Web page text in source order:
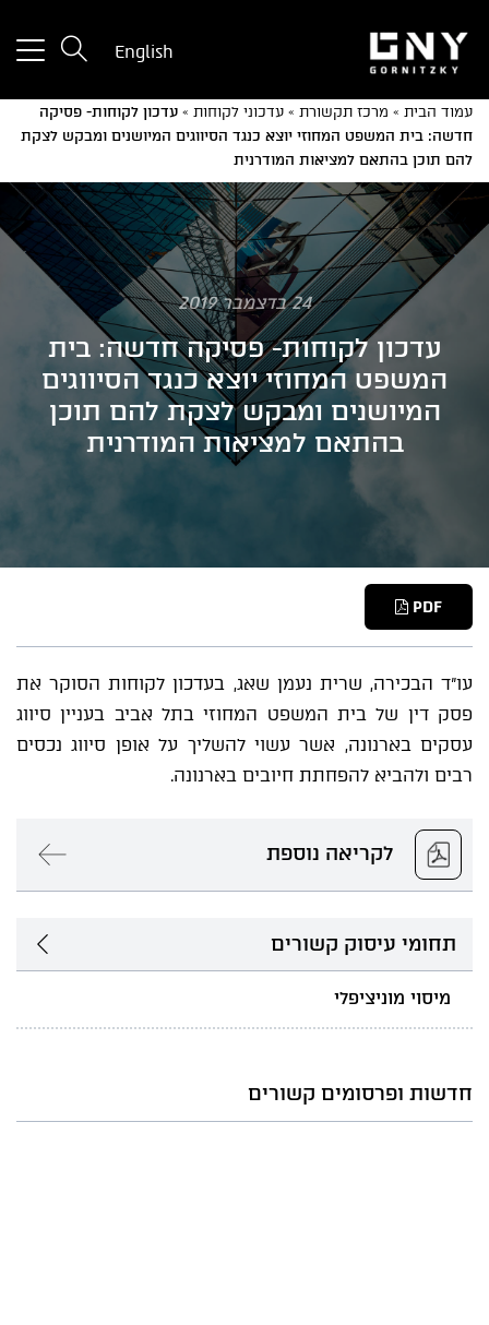
a
English
עמוד הבית » מרכז תקשורת » עדכוני לקוחות » עדכון לקוחות- פסיקה
חדשה: בית המשפט המחוזי יוצא כנגד הסיווגים המיושנים ומבקש לצקת
להם תוכן בהתאם למציאות המודרנית
24 בדצמבר 2019
עדכון לקוחות- פסיקה חדשה: בית
המשפט המחוזי יוצא כנגד הסיווגים
המיושנים ומבקש לצקת להם תוכן
בהתאם למציאות המודרנית
PDF
עו"ד הבכירה, שרית נעמן שאג, בעדכון לקוחות הסוקר את
פסק דין של בית המשפט המחוזי בתל אביב בעניין סיווג
עסקים בארנונה, אשר עשוי להשליך על אופן סיווג נכסים
רבים ולהביא להפחתת חיובים בארנונה.
לקריאה נוספת
תחומי עיסוק קשורים
מיסוי מוניציפלי
חדשות ופרסומים קשורים